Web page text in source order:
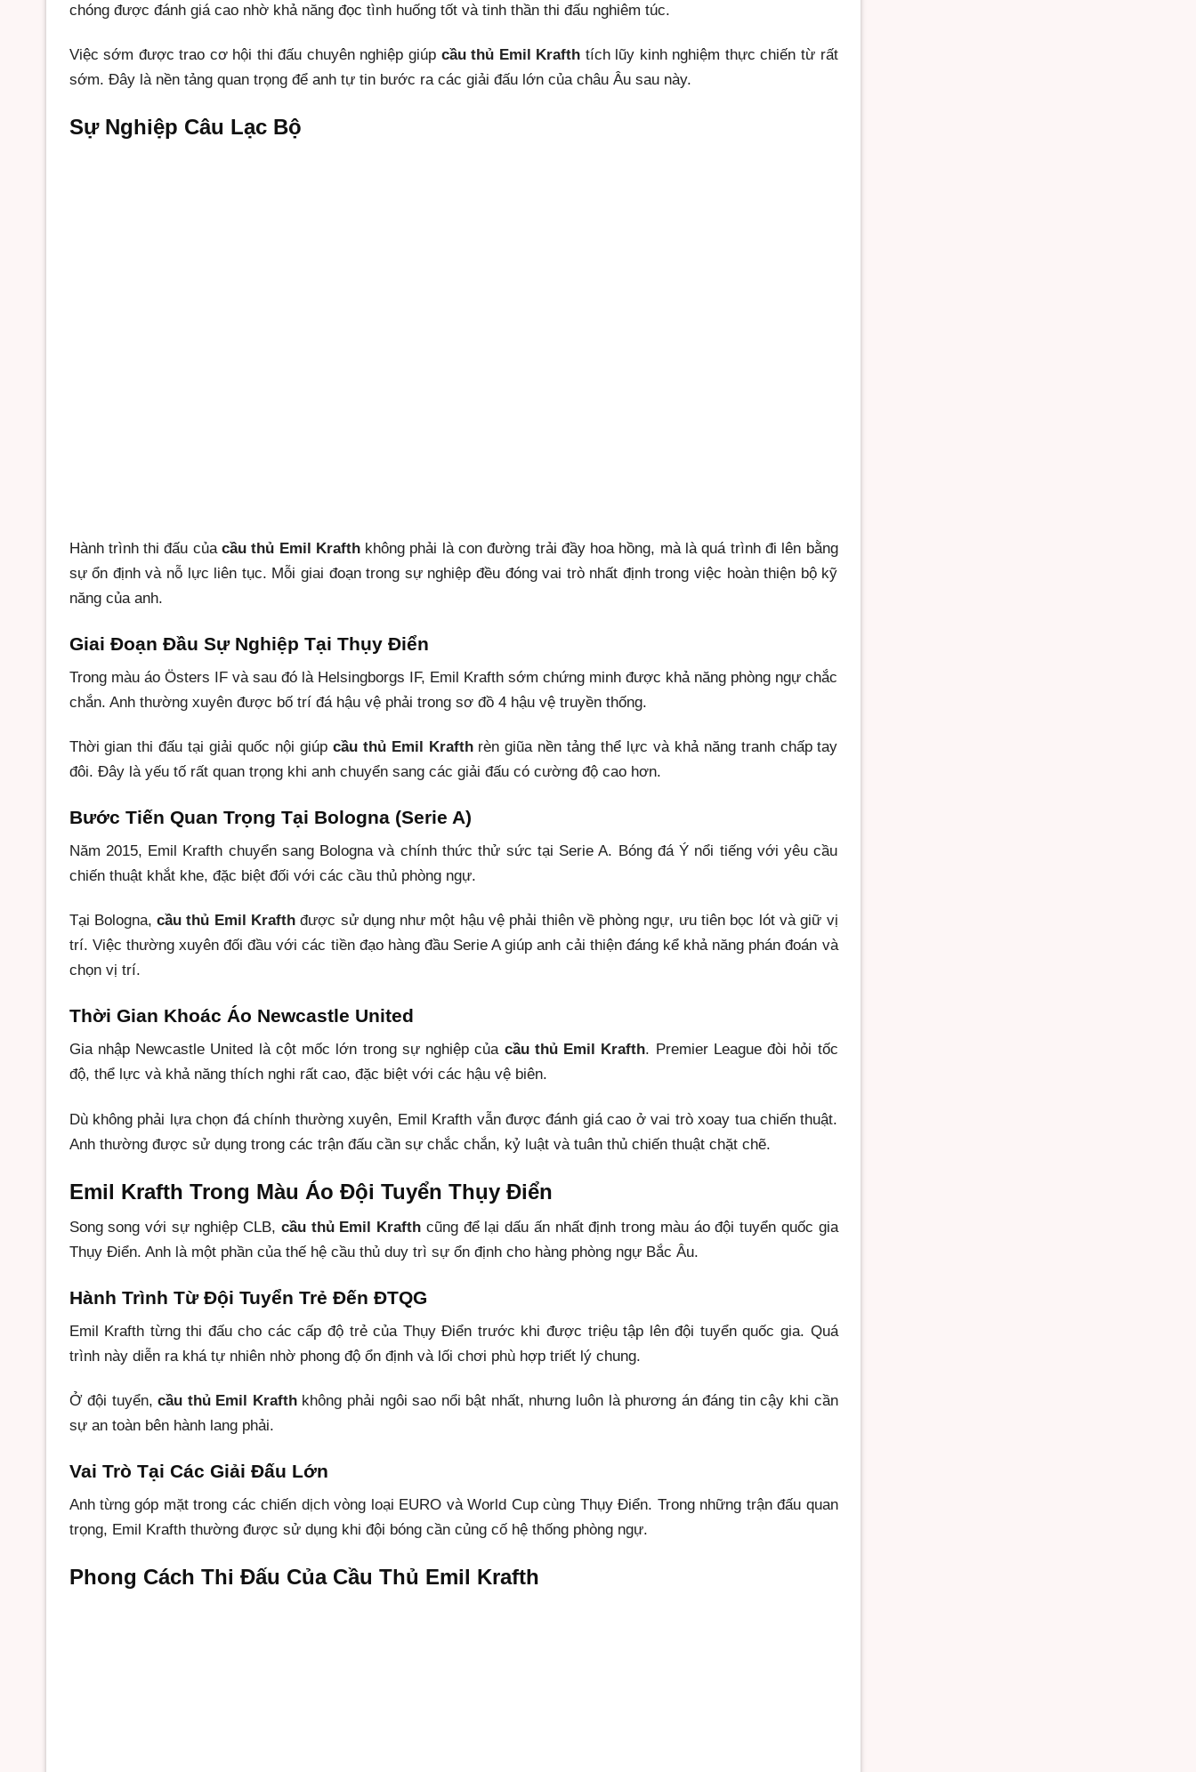
chóng được đánh giá cao nhờ khả năng đọc tình huống tốt và tinh thần thi đấu nghiêm túc.
Việc sớm được trao cơ hội thi đấu chuyên nghiệp giúp cầu thủ Emil Krafth tích lũy kinh nghiệm thực chiến từ rất
sớm. Đây là nền tảng quan trọng để anh tự tin bước ra các giải đấu lớn của châu Âu sau này.
Sự Nghiệp Câu Lạc Bộ
Hành trình thi đấu của cầu thủ Emil Krafthkhông phải là con đường trải đầy hoa hồng, mà là quá trình đi lên bằng
sự ổn định và nỗ lực liên tục. Mỗi giai đoạn trong sự nghiệp đều đóng vai trò nhất định trong việc hoàn thiện bộ kỹ
năng của anh.
Giai Đoạn Đầu Sự Nghiệp Tại Thụy Điển
Trong màu áo Östers IF và sau đó là Helsingborgs IF, Emil Krafth sớm chứng minh được khả năng phòng ngự chắc
chắn. Anh thường xuyên được bố trí đá hậu vệ phải trong sơ đồ 4 hậu vệ truyền thống.
Thời gian thi đấu tại giải quốc nội giúp cầu thủ Emil Krafthrèn giũa nền tảng thể lực và khả năng tranh chấp tay
đôi. Đây là yếu tố rất quan trọng khi anh chuyển sang các giải đấu có cường độ cao hơn.
Bước Tiến Quan Trọng Tại Bologna (Serie A)
Năm 2015, Emil Krafth chuyển sang Bologna và chính thức thử sức tại Serie A. Bóng đá Ý nổi tiếng với yêu cầu
chiến thuật khắt khe, đặc biệt đối với các cầu thủ phòng ngự.
Tại Bologna,cầu thủ Emil Krafthđược sử dụng như một hậu vệ phải thiên về phòng ngự, ưu tiên bọc lót và giữ vị
trí. Việc thường xuyên đối đầu với các tiền đạo hàng đầu Serie A giúp anh cải thiện đáng kể khả năng phán đoán và
chọn vị trí.
Thời Gian Khoác Áo Newcastle United
Gia nhập Newcastle United là cột mốc lớn trong sự nghiệp của cầu thủ Emil Krafth. Premier League đòi hỏi tốc
độ, thể lực và khả năng thích nghi rất cao, đặc biệt với các hậu vệ biên.
Dù không phải lựa chọn đá chính thường xuyên, Emil Krafth vẫn được đánh giá cao ở vai trò xoay tua chiến thuật.
Anh thường được sử dụng trong các trận đấu cần sự chắc chắn, kỷ luật và tuân thủ chiến thuật chặt chẽ.
Emil Krafth Trong Màu Áo Đội Tuyển Thụy Điển
Song song với sự nghiệp CLB, cầu thủ Emil Krafth cũng để lại dấu ấn nhất định trong màu áo đội tuyển quốc gia
Thụy Điển. Anh là một phần của thế hệ cầu thủ duy trì sự ổn định cho hàng phòng ngự Bắc Âu.
Hành Trình Từ Đội Tuyển Trẻ Đến ĐTQG
Emil Krafth từng thi đấu cho các cấp độ trẻ của Thụy Điển trước khi được triệu tập lên đội tuyển quốc gia. Quá
trình này diễn ra khá tự nhiên nhờ phong độ ổn định và lối chơi phù hợp triết lý chung.
Ở đội tuyển,cầu thủ Emil Krafthkhông phải ngôi sao nổi bật nhất, nhưng luôn là phương án đáng tin cậy khi cần
sự an toàn bên hành lang phải.
Vai Trò Tại Các Giải Đấu Lớn
Anh từng góp mặt trong các chiến dịch vòng loại EURO và World Cup cùng Thụy Điển. Trong những trận đấu quan
trọng, Emil Krafth thường được sử dụng khi đội bóng cần củng cố hệ thống phòng ngự.
Phong Cách Thi Đấu Của Cầu Thủ Emil Krafth